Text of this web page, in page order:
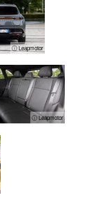
ⓘ Leapmotor
ⓘ Leapmotor